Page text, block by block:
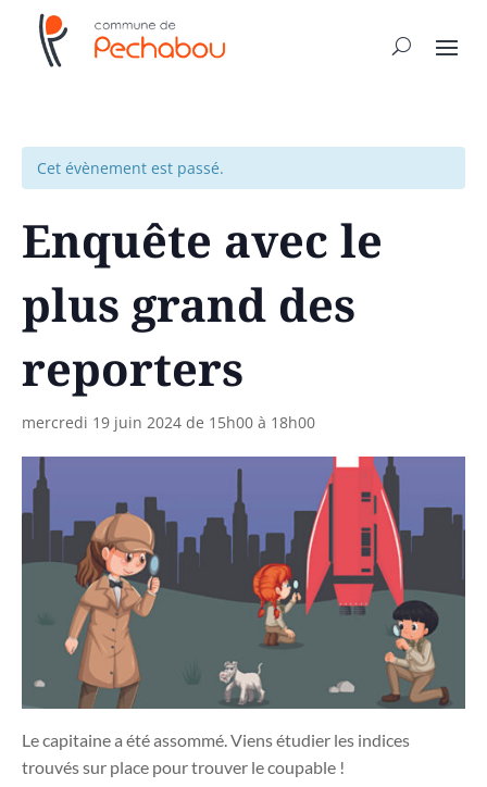
Cet évènement est passé.
Enquête avec le
plus grand des
reporters
mercredi 19 juin 2024 de 15h00 à 18h00
Le capitaine a été assommé. Viens étudier les indices
trouvés sur place pour trouver le coupable !